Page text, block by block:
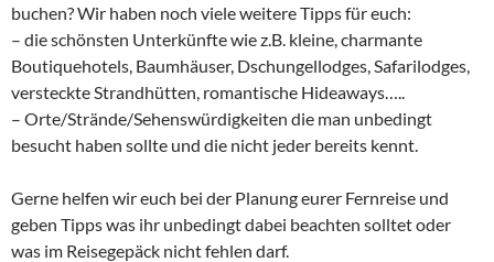
buchen? Wir haben noch viele weitere Tipps für euch:
– die schönsten Unterkünfte wie z.B. kleine, charmante
Boutiquehotels, Baumhäuser, Dschungellodges, Safarilodges,
versteckte Strandhütten, romantische Hideaways…..
– Orte/Strände/Sehenswürdigkeiten die man unbedingt
besucht haben sollte und die nicht jeder bereits kennt.
Gerne helfen wir euch bei der Planung eurer Fernreise und
geben Tipps was ihr unbedingt dabei beachten solltet oder
was im Reisegepäck nicht fehlen darf.